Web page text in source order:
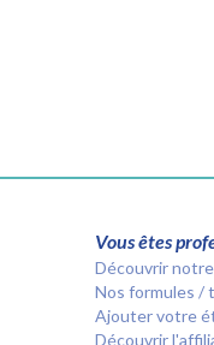
Vous êtes
Découvrir
Nos formules /
Ajouter votre
Découvrir